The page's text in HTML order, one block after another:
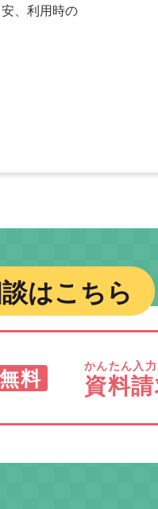
、利用時の
はこちら
無料 かんたん入
資料